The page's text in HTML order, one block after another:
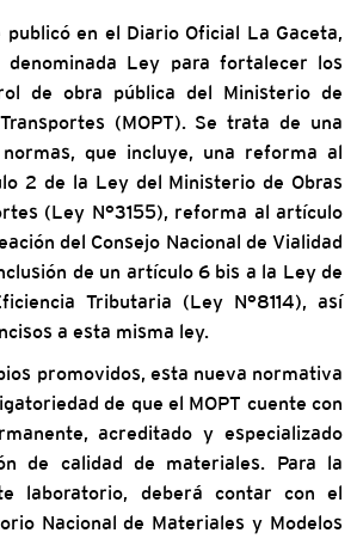
publicó en el Diario Oficial La Gaceta,
denominada Ley para fortalecer los
de obra pública del Ministerio de
(MOPT). Se trata de una
que incluye, una reforma al
2 de la Ley del Ministerio de Obras
(Ley N°3155), reforma al artículo
del Consejo Nacional de Vialidad
de un artículo 6 bis a la Ley de
Tributaria (Ley N°8114), así
a esta misma ley.
promovidos, esta nueva normativa
de que el MOPT cuente con
acreditado y especializado
de calidad de materiales. Para la
laboratorio, deberá contar con el
Nacional de Materiales y Modelos